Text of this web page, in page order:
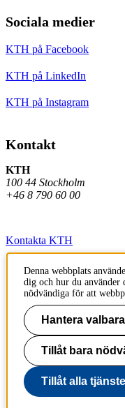
Sociala medier
KTH på Facebook
KTH på LinkedIn
KTH på Instagram
Kontakt
KTH
100 44 Stockholm
+46 8 790 60 00
Kontakta KTH
Jobba på KTH
Press och media
Faktura och betalning KTH
Om KTH:s webbplatser
Tillgänglighetsredogörelse
Denna webbplats
dig och hur du använder
nödvändiga för att
Hantera
Tillåt bara
Tillåt alla